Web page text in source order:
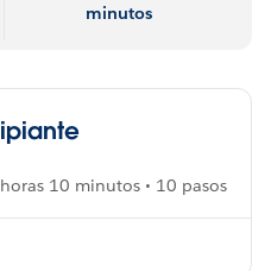
minutos
10 minutos • 10 pasos